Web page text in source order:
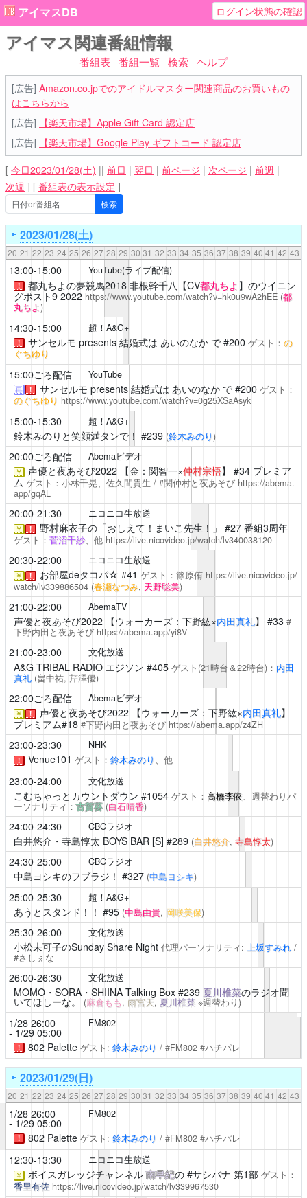
アイマスDB ログイン状態の確認
アイマス関連番組情報
番組表 番組一覧 検索 ヘルプ
[広告] Amazon.co.jpでのアイドルマスター関連商品のお買いもの
はこちらから
[広告]
【楽天市場】Apple Gift Card 認定店
[広告]
【楽天市場】Google Play ギフトコード 認定店
[ 今日2023/01/28(土) || 前日 | 翌日 | 前ページ | 次ページ | 前週 |
次週 ] [ 番組表の表示設定 ]
2023/01/28(土)
20 21 22 23 24 25 26 27 28 29 30 31 32 33 34 35 36 37 38 39 40 41 42 43
13:00-15:00 YouTube(ライブ配信)
！ 都丸ちよの夢競馬2018非根幹千八【CV都丸ちよ 】のウイニン
グポスト9 2022 https://www.youtube.com/watch?v=hk0u9wA2hEE (都
丸ちよ)
14:30-15:00 超！A&G+
！ サンセルモ presents 結婚式は あいのなか で#200 ゲスト： の
ぐちゆり
15:00ごろ配信 YouTube
再 ！ サンセルモ presents 結婚式は あいのなか で#200 ゲスト：
のぐちゆり https://www.youtube.com/watch?v=0g25XSaAsyk
15:00-15:30 超！A&G+
鈴木みのりと笑顔満タンで！ #239 (鈴木みのり)
20:00ごろ配信 Abemaビデオ
￥ 声優と夜あそび2022【金：関智一×仲村宗悟】 #34 プレミア
ムゲスト：小林千晃、佐久間貴生 / #関仲村と夜あそび https://abema.
app/gqAL
20:00-21:30 ニコニコ生放送
￥ ！ 野村麻衣子の「おしえて！まいこ先生！」 #27 番組3周年
ゲスト： 菅沼千紗、他 https://live.nicovideo.jp/watch/lv340038120
20:30-22:00 ニコニコ生放送
￥ ！ お部屋deタコパ☆ #41 ゲスト：篠原侑 https://live.nicovideo.jp/
watch/lv339886504 (春瀬なつみ, 天野聡美)
21:00-22:00 AbemaTV
声優と夜あそび2022【ウォーカーズ：下野紘×内田真礼】 #33 #
下野内田と夜あそび https://abema.app/yi8V
21:00-23:00 文化放送
A&G TRIBAL RADIO エジソン #405 ゲスト(21時台＆22時台)： 内田
真礼 (畠中祐, 芹澤優)
22:00ごろ配信 Abemaビデオ
￥ ！ 声優と夜あそび2022【ウォーカーズ：下野紘×内田真礼】
プレミアム#18 #下野内田と夜あそび https://abema.app/z4ZH
23:00-23:30 NHK
！ Venue101 ゲスト： 鈴木みのり 、他
23:00-24:00 文化放送
こむちゃっとカウントダウン #1054 ゲスト： 高橋李依、週替わりパ
ーソナリティ：古賀葵 (白石晴香)
24:00-24:30 CBCラジオ
白井悠介・寺島惇太 BOYS BAR [S] #289 (白井悠介, 寺島惇太)
24:30-25:00 CBCラジオ
中島ヨシキのフブラジ！ #327 (中島ヨシキ)
25:00-25:30 超！A&G+
あうとスタンド！！ #95 (中島由貴, 岡咲美保)
25:30-26:00 文化放送
小松未可子のSunday Share Night 代理パーソナリティ: 上坂すみれ/
#さしぇな
26:00-26:30 文化放送
MOMO・SORA・SHIINA Talking Box#239 夏川椎菜のラジオ聞
いてほしーな。 (麻倉もも, 雨宮天, 夏川椎菜※週替わり)
1/28 26:00
- 1/29 05:00
FM802
！ 802 Palette ゲスト: 鈴木みのり / #FM802 #ハチパレ
2023/01/29(日)
20 21 22 23 24 25 26 27 28 29 30 31 32 33 34 35 36 37 38 39 40 41 42 43
1/28 26:00
- 1/29 05:00
FM802
！ 802 Palette ゲスト: 鈴木みのり / #FM802 #ハチパレ
12:30-13:30 ニコニコ生放送
￥ ボイスガレッジチャンネル 南早紀の #サシバナ 第1部 ゲスト：
香里有佐 https://live.nicovideo.jp/watch/lv339967530